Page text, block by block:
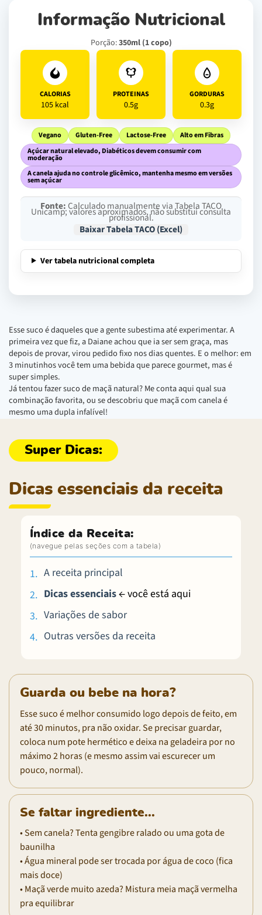
Informação Nutricional
Porção:350ml (1 copo)
CALORIAS
105 kcal
PROTEINAS
0.5g
GORDURAS
0.3g
Vegano Gluten-Free Lactose-Free
Alto em Fibras
Açúcar natural elevado, Diabéticos devem consumir com
moderação
A canela ajuda no controle glicêmico, mantenha mesmo em versões
sem açúcar
Fonte:Calculado manualmente via Tabela TACO
Unicamp; valores aproximados, não substitui consulta
profissional.
Baixar Tabela TACO (Excel)
Ver tabela nutricional completa
Esse suco é daqueles que a gente subestima até experimentar. A
primeira vez que fiz, a Daiane achou que ia ser sem graça, mas
depois de provar, virou pedido fixo nos dias quentes. E o melhor: em
3 minutinhos você tem uma bebida que parece gourmet, mas é
super simples.
Já tentou fazer suco de maçã natural? Me conta aqui qual sua
combinação favorita, ou se descobriu que maçã com canela é
mesmo uma dupla infalível!
Dicas essenciais da receita
Índice da Receita:
A receita principal
Dicas essenciais← você está aqui
Variações de sabor
Outras versões da receita
Guarda ou bebe na hora?
Esse suco é melhor consumido logo depois de feito, em
até 30 minutos, pra não oxidar. Se precisar guardar,
coloca num pote hermético e deixa na geladeira por no
máximo 2 horas (e mesmo assim vai escurecer um
pouco, normal).
Se faltar ingrediente...
• Sem canela? Tenta gengibre ralado ou uma gota de
baunilha
• Água mineral pode ser trocada por água de coco (fica
mais doce)
• Maçã verde muito azeda? Mistura meia maçã vermelha
pra equilibrar